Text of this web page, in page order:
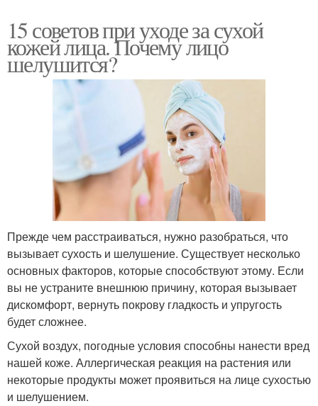
15 советов при уходе за сухой
кожей лица. Почему лицо
шелушится?
Прежде чем расстраиваться, нужно разобраться, что
вызывает сухость и шелушение. Существует несколько
основных факторов, которые способствуют этому. Если
вы не устраните внешнюю причину, которая вызывает
дискомфорт, вернуть покрову гладкость и упругость
будет сложнее.
Сухой воздух, погодные условия способны нанести вред
нашей коже. Аллергическая реакция на растения или
некоторые продукты может проявиться на лице сухостью
и шелушением.